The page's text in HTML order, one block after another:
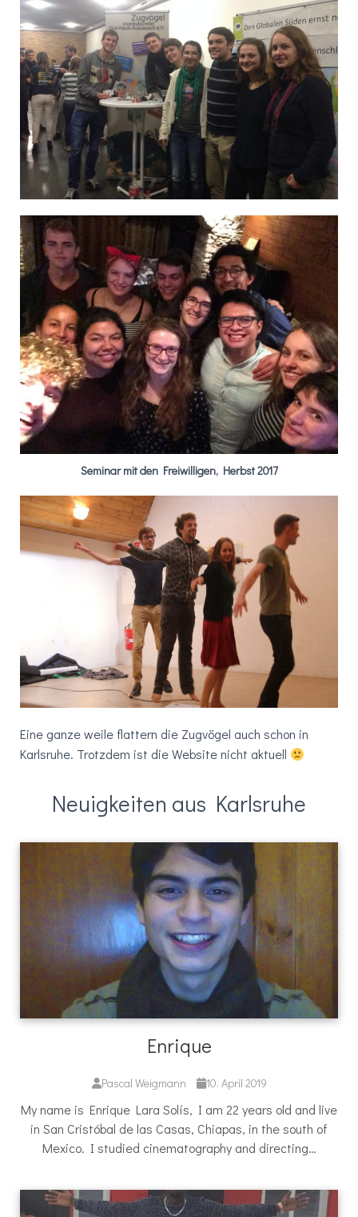
Seminar mit den Freiwilligen, Herbst 2017
Eine ganze weile flattern die Zugvögel auch schon in
Karlsruhe. Trotzdem ist die Website nicht aktuell
Neuigkeiten aus Karlsruhe
Enrique
Pascal Weigmann 10. April 2019
My name is Enrique Lara Solís, I am 22 years old and live
in San Cristóbal de las Casas, Chiapas, in the south of
Mexico. I studied cinematography and directing…